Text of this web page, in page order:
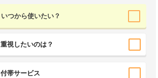
いつから使いたい？
重視したいのは？
付帯サービス